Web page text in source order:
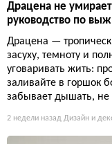
Драцена не
руководство по
Драцена —
засуху, темноту и
уговаривать жить:
заливайте в горшок
забывает дышать, не
2 недели назад Дизайн и